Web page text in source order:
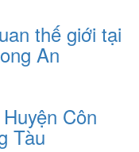
thế giới tại
An
Côn
Tàu